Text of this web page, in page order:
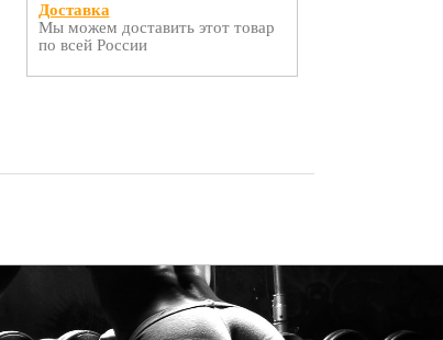
Доставка
Мы можем доставить этот товар
по всей России